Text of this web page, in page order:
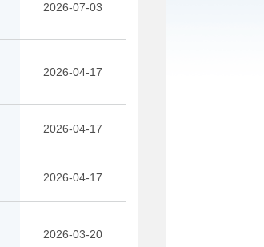
2026-07-03
2026-04-17
2026-04-17
2026-04-17
2026-03-20